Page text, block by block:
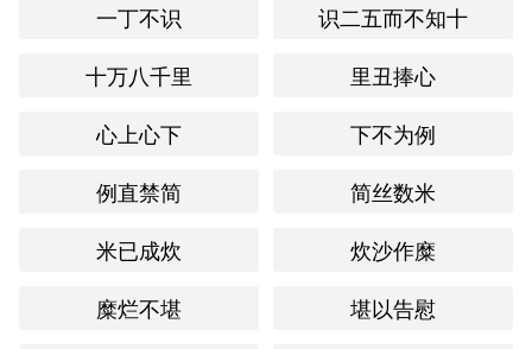
一丁不识
识二五而不知十
十万八千里
里丑捧心
心上心下
下不为例
例直禁简
简丝数米
米已成炊
炊沙作糜
糜烂不堪
堪以告慰